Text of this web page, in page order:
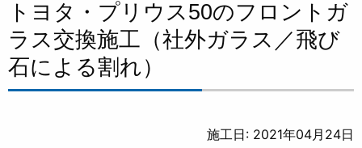
トヨタ・プリウス50のフロントガ
ラス交換施工（社外ガラス／飛び
石による割れ）
施工日: 2021年04月24日